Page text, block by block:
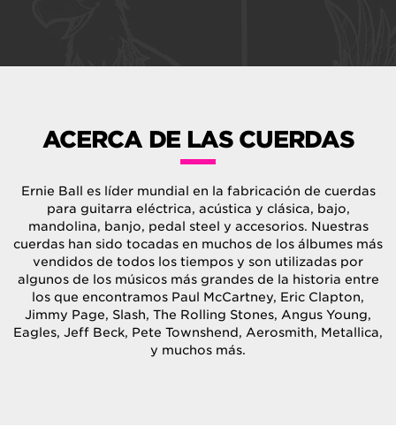
ACERCA DE LAS CUERDAS
Ernie Ball es líder mundial en la fabricación de cuerdas
para guitarra eléctrica, acústica y clásica, bajo,
mandolina, banjo, pedal steel y accesorios. Nuestras
cuerdas han sido tocadas en muchos de los álbumes más
vendidos de todos los tiempos y son utilizadas por
algunos de los músicos más grandes de la historia entre
los que encontramos Paul McCartney, Eric Clapton,
Jimmy Page, Slash, The Rolling Stones, Angus Young,
Eagles, Jeff Beck, Pete Townshend, Aerosmith, Metallica,
y muchos más.